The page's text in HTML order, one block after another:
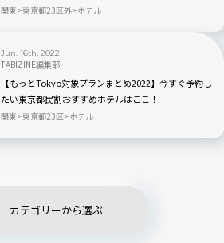
ン！
関東 東京都23区外 ホテル
Jun. 16th, 2022
TABIZINE編集部
【もっとTokyo対象プランまとめ2022】今すぐ予約し
たい東京都民割おすすめホテルはここ！
関東 東京都23区 ホテル
カテゴリーから選ぶ